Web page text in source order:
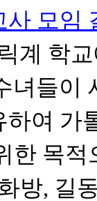
사 모임
계 학
녀들이
여 가
한 목
방, 길